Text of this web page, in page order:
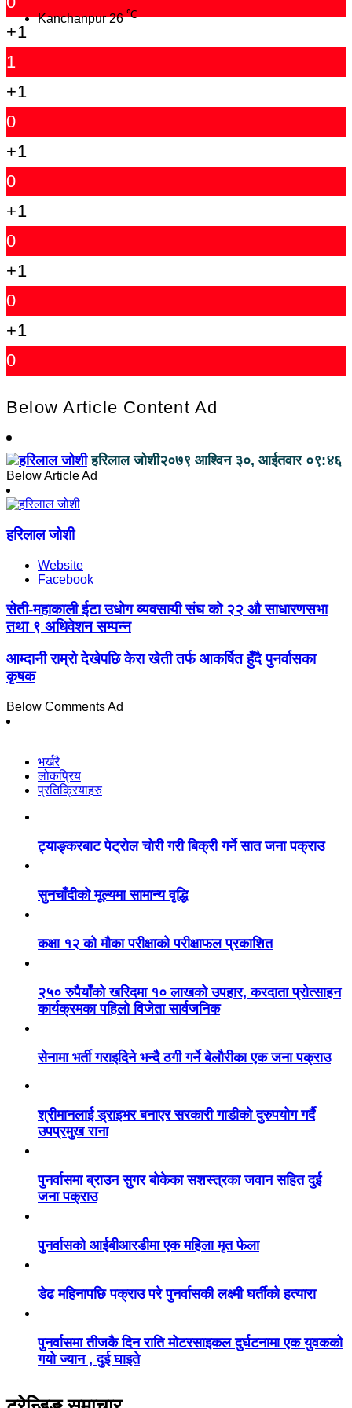
Kanchanpur 26℃
+1
1
+1
0
+1
0
+1
0
+1
0
+1
0
Below Article Content Ad
हरिलाल जोशी२०७९ आश्विन ३०, आईतवार ०९:४६
Below Article Ad
हरिलाल जोशी
Website
Facebook
सेती-महाकाली ईटा उधोग व्यवसायी संघ को २२ औ साधारणसभा
तथा ९ अधिवेशन सम्पन्न
आम्दानी राम्रो देखेपछि केरा खेती तर्फ आकर्षित हुँदै पुनर्वासका
कृषक
Below Comments Ad
भर्खरै
लोकप्रिय
प्रतिक्रियाहरु
ट्याङ्करबाट पेट्रोल चोरी गरी बिक्री गर्ने सात जना पक्राउ
सुनचाँदीको मूल्यमा सामान्य वृद्धि
कक्षा १२ को मौका परीक्षाको परीक्षाफल प्रकाशित
२५० रुपैयाँको खरिदमा १० लाखको उपहार, करदाता प्रोत्साहन
कार्यक्रमका पहिलो विजेता सार्वजनिक
सेनामा भर्ती गराइदिने भन्दै ठगी गर्ने बेलौरीका एक जना पक्राउ
श्रीमानलाई ड्राइभर बनाएर सरकारी गाडीको दुरुपयोग गर्दै
उपप्रमुख राना
पुनर्वासमा ब्राउन सुगर बोकेका सशस्त्रका जवान सहित दुई
जना पक्राउ
पुनर्वासको आईबीआरडीमा एक महिला मृत फेला
डेढ महिनापछि पक्राउ परे पुनर्वासकी लक्ष्मी घर्तीको हत्यारा
पुनर्वासमा तीजकै दिन राति मोटरसाइकल दुर्घटनामा एक युवकको
गयो ज्यान , दुई घाइते